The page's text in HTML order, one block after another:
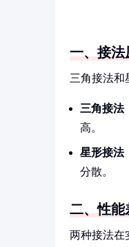
一、接
三角接法和
三角接法
高。
星形接法
分散。
二、性能
两种接法在